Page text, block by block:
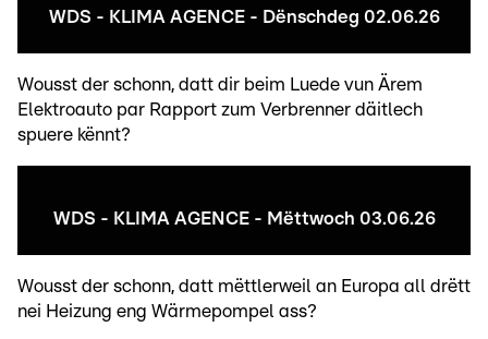
WDS - KLIMA AGENCE - Dënschdeg 02.06.26
Wousst der schonn, datt dir beim Luede vun Ärem
Elektroauto par Rapport zum Verbrenner däitlech
spuere kënnt?
WDS - KLIMA AGENCE - Mëttwoch 03.06.26
Wousst der schonn, datt mëttlerweil an Europa all drëtt
nei Heizung eng Wärmepompel ass?